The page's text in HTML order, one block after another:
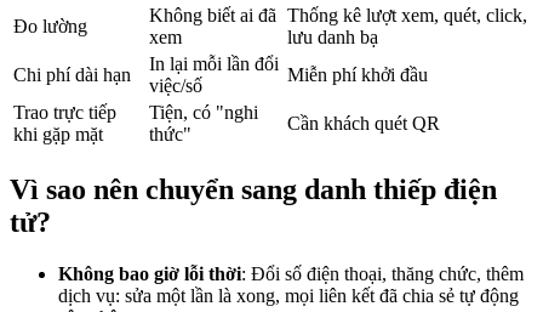
Đo lường
Không biết ai đã
xem
Thống kê lượt xem, quét, click,
lưu danh bạ
Chi phí dài hạn
In lại mỗi lần đổi
việc/số
Miễn phí khởi đầu
Trao trực tiếp
khi gặp mặt
Tiện, có "nghi
thức"
Cần khách quét QR
Vì sao nên chuyển sang danh thiếp điện
tử?
Không bao giờ lỗi thời: Đổi số điện thoại, thăng chức, thêm
dịch vụ: sửa một lần là xong, mọi liên kết đã chia sẻ tự động